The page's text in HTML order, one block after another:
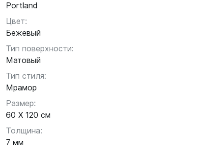
Portland
Цвет:
Бежевый
Тип поверхности:
Матовый
Тип стиля:
Мрамор
Размер:
60 X 120 см
Толщина:
7 мм